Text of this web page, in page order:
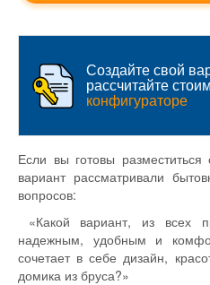
Создайте свой
рассчитайте
конфигураторе
Если вы готовы
вариант рассматривали
вопросов:
«Какой вариант, из всех
надежным, удобным и
сочетает в себе дизайн,
домика из бруса?»